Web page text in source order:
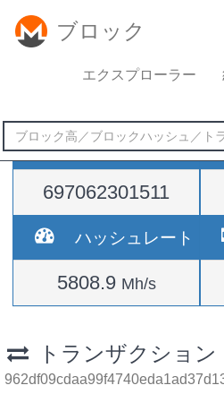
ブロック
エクスプローラー
難易度
697062301511
ハッシュレート
5808.9 Mh/s
トランザクション